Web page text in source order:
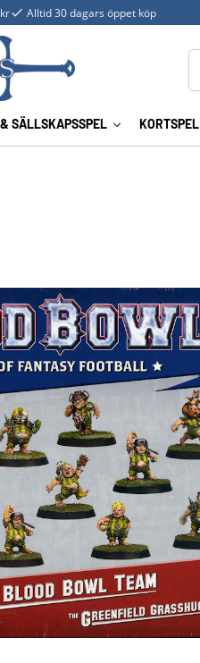
Alltid 30 dagars öppet köp
SÄLLSKAPSSPEL KORTSPEL